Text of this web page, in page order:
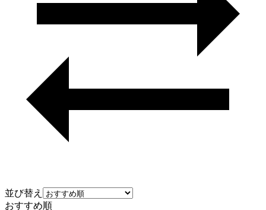
並び替え
おすすめ順